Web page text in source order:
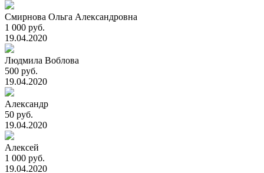
Смирнова Ольга Александровна
1 000 руб.
19.04.2020
Людмила Воблова
500 руб.
19.04.2020
Александр
50 руб.
19.04.2020
Алексей
1 000 руб.
19.04.2020